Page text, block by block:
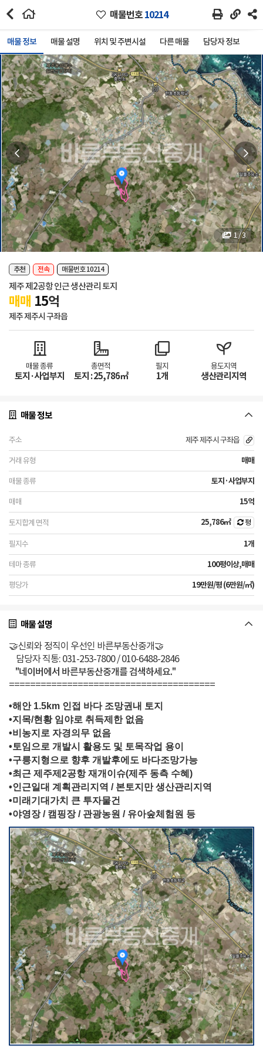
매물번호10214
매물 정보 매물 설명 위치 및 주변시설 다른 매물 담당자 정보
1 / 3
추천 전속 매물번호 10214
제주 제2공항 인근 생산관리 토지
매매 15억
제주 제주시 구좌읍
매물 종류
토지·사업부지
총면적
토지 : 25,786㎡
필지
1개
용도지역
생산관리지역
매물 정보
제주 제주시 구좌읍
매매
토지·사업부지
15억
25,786㎡ 평
1개
100평이상,매매
19만원/평 (6만원/㎡)
매물 설명
🤝신뢰와 정직이 우선인 바른부동산중개🤝
담당자 직통: 031-253-7800 / 010-6488-2846
"네이버에서 바른부동산중개를 검색하세요."
=======================================
•해안 1.5km 인접 바다 조망권내 토지
•지목/현황 임야로 취득제한 없음
•비농지로 자경의무 없음
•토임으로 개발시 활용도 및 토목작업 용이
•구릉지형으로 향후 개발후에도 바다조망가능
•최근 제주제2공항 재개이슈(제주 동측 수혜)
•인근일대 계획관리지역 / 본토지만 생산관리지역
•미래기대가치 큰 투자물건
•야영장 / 캠핑장 / 관광농원 / 유아숲체험원 등